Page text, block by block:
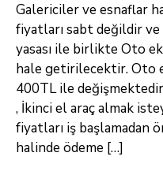
Galericiler ve esnaflar
fiyatları sabt değildir
yasası ile birlikte Oto
hale getirilecektir. Oto
400TL ile
, İkinci el araç almak
fiyatları iş başlamadan
halinde ödeme […]